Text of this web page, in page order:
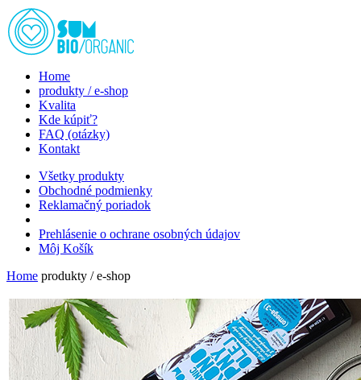
Home
produkty / e-shop
Kvalita
Kde kúpiť?
FAQ (otázky)
Kontakt
Všetky produkty
Obchodné podmienky
Reklamačný poriadok
Prehlásenie o ochrane osobných údajov
Môj Košík
Home produkty / e-shop